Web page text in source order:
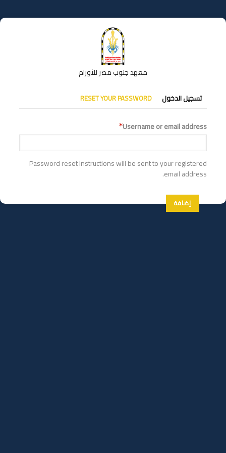
إلى
المحتوى
معهد جنوب مصر للأورام
التبويبات
الأساسية
تسجيل الدخول RESET YOUR PASSWORD
Username or email address
Password reset instructions will be sent to your registered
email address.